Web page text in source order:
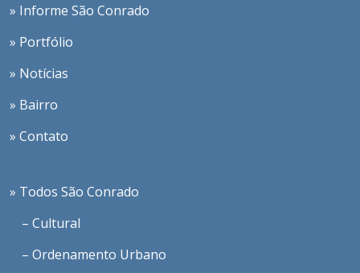
» Informe São Conrado
» Portfólio
» Notícias
» Bairro
» Contato
» Todos São Conrado
– Cultural
– Ordenamento Urbano